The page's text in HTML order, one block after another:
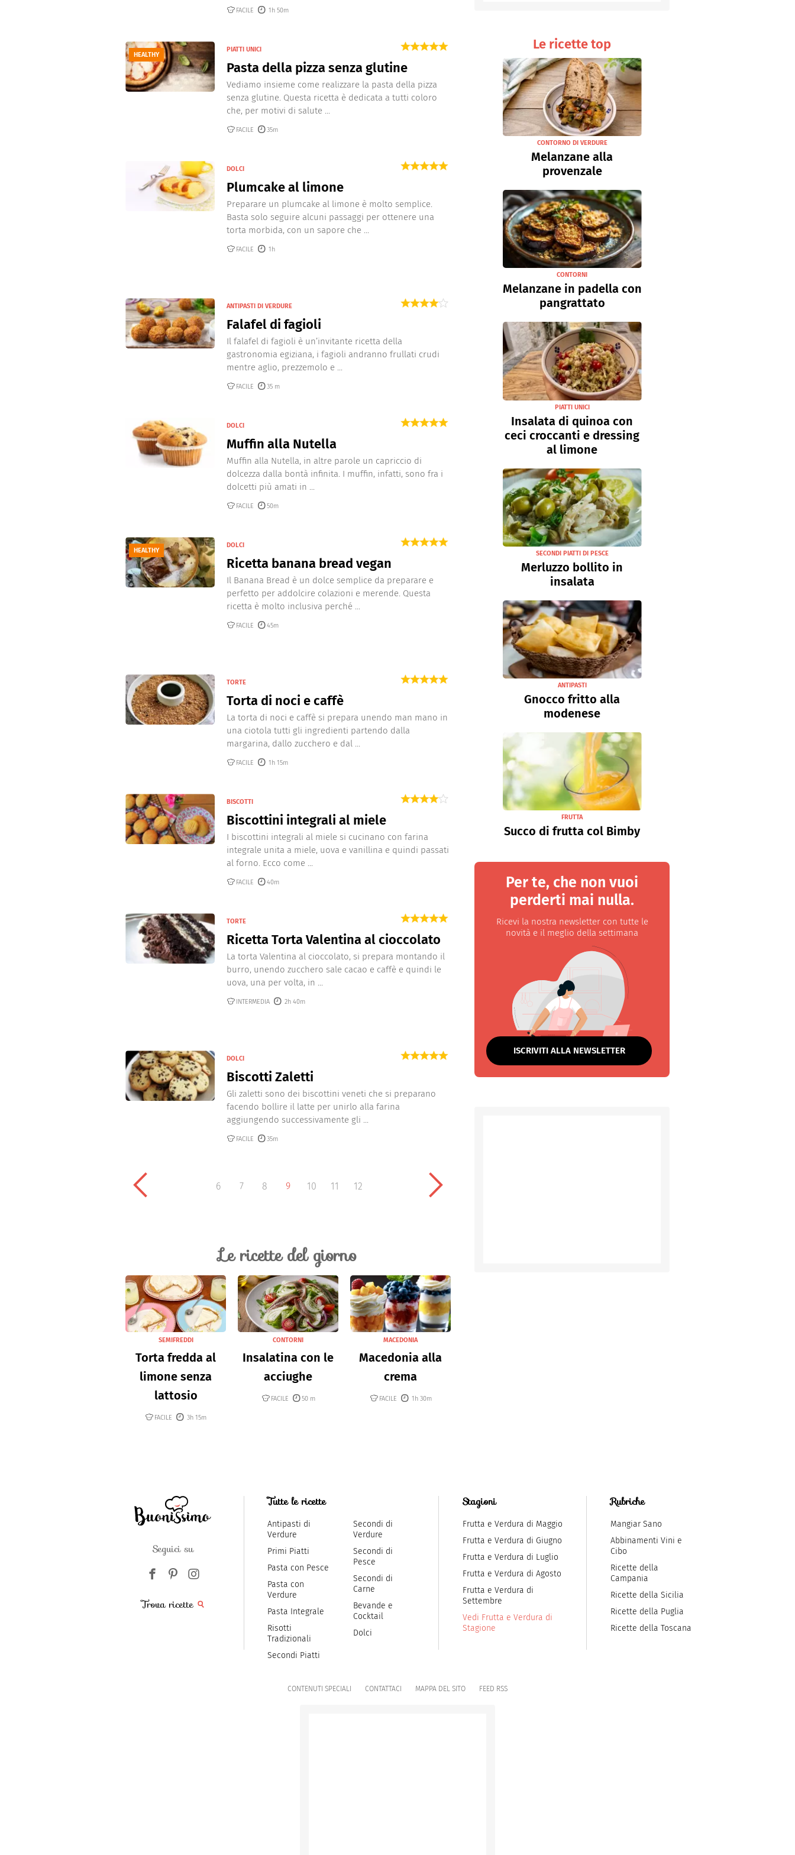
Pasqua
FACILE 1h 50m
HEALTHY
PIATTI UNICI
Pasta della pizza senza glutine
Vediamo insieme come realizzare la pasta della pizza
senza glutine. Questa ricetta è dedicata a tutti coloro
che, per motivi di salute ...
FACILE 35m
DOLCI
Plumcake al limone
Preparare un plumcake al limone è molto semplice.
Basta solo seguire alcuni passaggi per ottenere una
torta morbida, con un sapore che ...
FACILE 1h
ANTIPASTI DI VERDURE
Falafel di fagioli
Il falafel di fagioli è un’invitante ricetta della
gastronomia egiziana, i fagioli andranno frullati crudi
mentre aglio, prezzemolo e ...
FACILE 35 m
DOLCI
Muffin alla Nutella
Muffin alla Nutella, in altre parole un capriccio di
dolcezza dalla bontà infinita. I muffin, infatti, sono fra i
dolcetti più amati in ...
FACILE 50m
HEALTHY
DOLCI
Ricetta banana bread vegan
Il Banana Bread è un dolce semplice da preparare e
perfetto per addolcire colazioni e merende. Questa
ricetta è molto inclusiva perché ...
FACILE 45m
TORTE
Torta di noci e caffè
La torta di noci e caffè si prepara unendo man mano in
una ciotola tutti gli ingredienti partendo dalla
margarina, dallo zucchero e dal ...
FACILE 1h 15m
BISCOTTI
Biscottini integrali al miele
I biscottini integrali al miele si cucinano con farina
integrale unita a miele, uova e vanillina e quindi passati
al forno. Ecco come ...
FACILE 40m
TORTE
Ricetta Torta Valentina al cioccolato
La torta Valentina al cioccolato, si prepara montando il
burro, unendo zucchero sale cacao e caffè e quindi le
uova, una per volta, in ...
INTERMEDIA 2h 40m
DOLCI
Biscotti Zaletti
Gli zaletti sono dei biscottini veneti che si preparano
facendo bollire il latte per unirlo alla farina
aggiungendo successivamente gli ...
FACILE 35m
6 7 8 9 10 11 12
Le ricette del giorno
SEMIFREDDI
Torta fredda al
limone senza
lattosio
FACILE 3h 15m
CONTORNI
Insalatina con le
acciughe
FACILE 50 m
MACEDONIA
Macedonia alla
crema
FACILE 1h 30m
Le ricette top
CONTORNO DI VERDURE
Melanzane alla
provenzale
CONTORNI
Melanzane in padella con
pangrattato
PIATTI UNICI
Insalata di quinoa con
ceci croccanti e dressing
al limone
SECONDI PIATTI DI PESCE
Merluzzo bollito in
insalata
ANTIPASTI
Gnocco fritto alla
modenese
FRUTTA
Succo di frutta col Bimby
Per te, che non vuoi
perderti mai nulla.
Ricevi la nostra newsletter con tutte le
novità e il meglio della settimana
ISCRIVITI ALLA NEWSLETTER
Seguici su
Trova ricette
Tutte le ricette
Antipasti di
Verdure
Primi Piatti
Pasta con Pesce
Pasta con
Verdure
Pasta Integrale
Risotti
Tradizionali
Secondi Piatti
Secondi di
Verdure
Secondi di
Pesce
Secondi di
Carne
Bevande e
Cocktail
Dolci
Stagioni
Frutta e Verdura di Maggio
Frutta e Verdura di Giugno
Frutta e Verdura di Luglio
Frutta e Verdura di Agosto
Frutta e Verdura di
Settembre
Vedi Frutta e Verdura di
Stagione
Rubriche
Mangiar Sano
Abbinamenti Vini e
Cibo
Ricette della
Campania
Ricette della Sicilia
Ricette della Puglia
Ricette della Toscana
CONTENUTI SPECIALI CONTATTACI MAPPA DEL SITO FEED RSS